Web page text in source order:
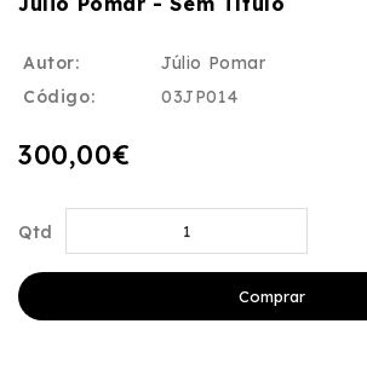
Autor:
Júlio Pomar
Código:
03JP014
300,00€
Qtd
Comprar